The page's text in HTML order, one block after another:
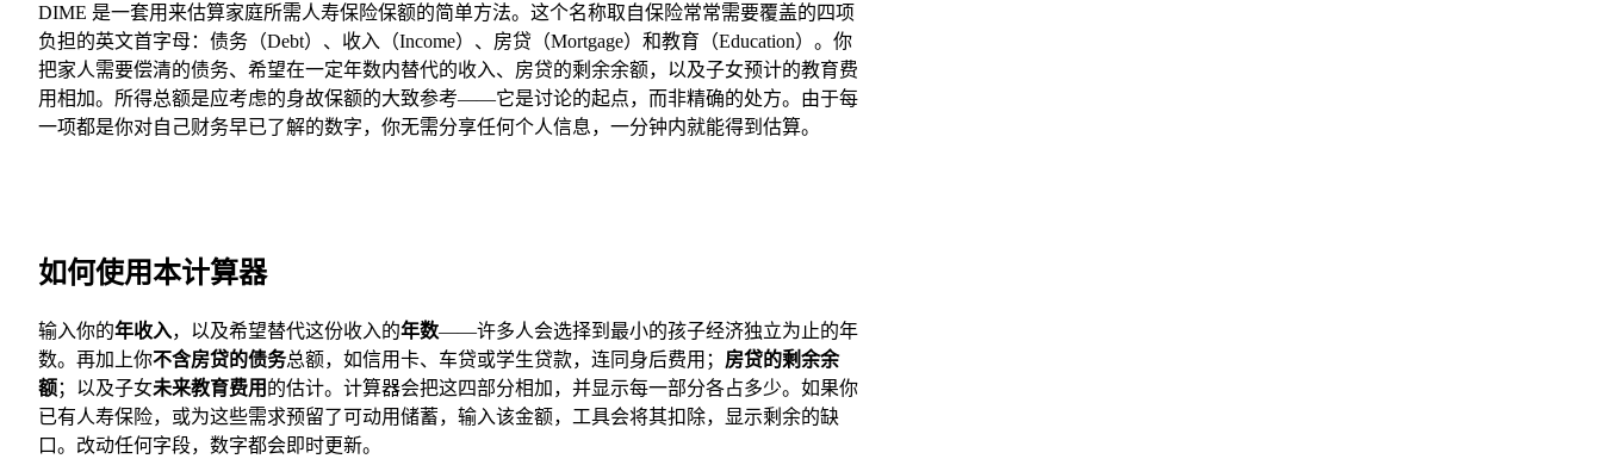
DIME 是一套用来估算家庭所需人寿保险保额的简单方法。这个名称取自保险常常需要覆盖的四项
负担的英文首字母：债务（Debt）、收入（Income）、房贷（Mortgage）和教育（Education）。你
把家人需要偿清的债务、希望在一定年数内替代的收入、房贷的剩余余额，以及子女预计的教育费
用相加。所得总额是应考虑的身故保额的大致参考——它是讨论的起点，而非精确的处方。由于每
一项都是你对自己财务早已了解的数字，你无需分享任何个人信息，一分钟内就能得到估算。
如何使用本计算器
输入你的年收入，以及希望替代这份收入的年数——许多人会选择到最小的孩子经济独立为止的年
数。再加上你不含房贷的债务总额，如信用卡、车贷或学生贷款，连同身后费用； 房贷的剩余余
额；以及子女未来教育费用 的估计。计算器会把这四部分相加，并显示每一部分各占多少。如果你
已有人寿保险，或为这些需求预留了可动用储蓄，输入该金额，工具会将其扣除，显示剩余的缺
口。改动任何字段，数字都会即时更新。